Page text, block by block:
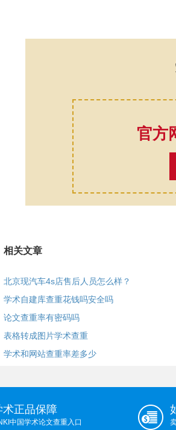
官方
相关文章
北京现汽车4s店售后人员怎么样？
学术自建库查重花钱吗安全吗
论文查重率有密码吗
表格转成图片学术查重
学术和网站查重率差多少
术正品保障
中国学术论文查重入口